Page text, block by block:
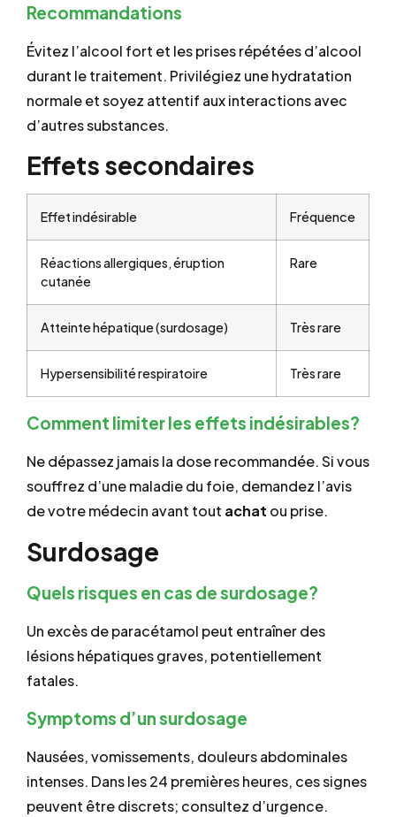
Recommandations
Évitez l’alcool fort et les prises répétées d’alcool
durant le traitement. Privilégiez une hydratation
normale et soyez attentif aux interactions avec
d’autres substances.
Effets secondaires
Effet indésirable Fréquence
Réactions allergiques, éruption
cutanée
Rare
Atteinte hépatique (surdosage) Très rare
Hypersensibilité respiratoire Très rare
Comment limiter les effets indésirables?
Ne dépassez jamais la dose recommandée. Si vous
souffrez d’une maladie du foie, demandez l’avis
de votre médecin avant tout achat ou prise.
Surdosage
Quels risques en cas de surdosage?
Un excès de paracétamol peut entraîner des
lésions hépatiques graves, potentiellement
fatales.
Symptoms d’un surdosage
Nausées, vomissements, douleurs abdominales
intenses. Dans les 24 premières heures, ces signes
peuvent être discrets; consultez d’urgence.